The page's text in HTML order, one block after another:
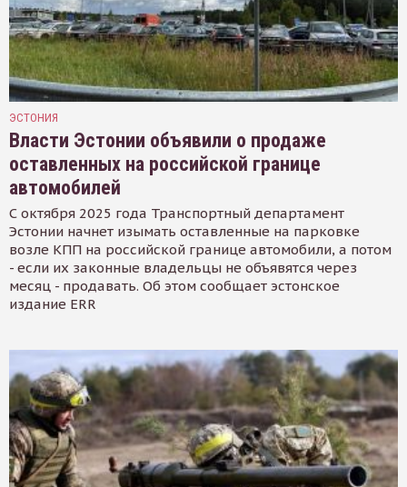
ЭСТОНИЯ
Власти Эстонии объявили о продаже
оставленных на российской границе
автомобилей
С октября 2025 года Транспортный департамент
Эстонии начнет изымать оставленные на парковке
возле КПП на российской границе автомобили, а потом
- если их законные владельцы не объявятся через
месяц - продавать. Об этом сообщает эстонское
издание ERR